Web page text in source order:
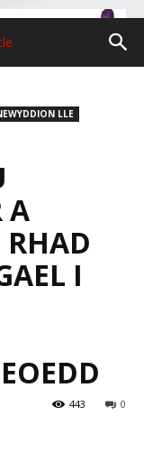
LLE
A
RHAD
I
0
443